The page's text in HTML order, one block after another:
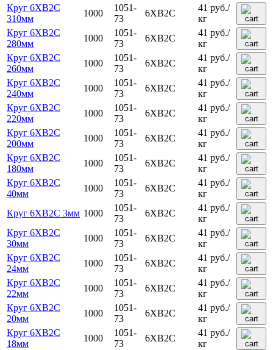
Круг 6ХВ2С
310мм
1000
1051-
73
6ХВ2С
41 руб./
кг
Круг 6ХВ2С
280мм
1000
1051-
73
6ХВ2С
41 руб./
кг
Круг 6ХВ2С
260мм
1000
1051-
73
6ХВ2С
41 руб./
кг
Круг 6ХВ2С
240мм
1000
1051-
73
6ХВ2С
41 руб./
кг
Круг 6ХВ2С
220мм
1000
1051-
73
6ХВ2С
41 руб./
кг
Круг 6ХВ2С
200мм
1000
1051-
73
6ХВ2С
41 руб./
кг
Круг 6ХВ2С
180мм
1000
1051-
73
6ХВ2С
41 руб./
кг
Круг 6ХВ2С
40мм
1000
1051-
73
6ХВ2С
41 руб./
кг
Круг 6ХВ2С 3мм 1000
1051-
73
6ХВ2С
41 руб./
кг
Круг 6ХВ2С
30мм
1000
1051-
73
6ХВ2С
41 руб./
кг
Круг 6ХВ2С
24мм
1000
1051-
73
6ХВ2С
41 руб./
кг
Круг 6ХВ2С
22мм
1000
1051-
73
6ХВ2С
41 руб./
кг
Круг 6ХВ2С
20мм
1000
1051-
73
6ХВ2С
41 руб./
кг
Круг 6ХВ2С
18мм
1000
1051-
73
6ХВ2С
41 руб./
кг